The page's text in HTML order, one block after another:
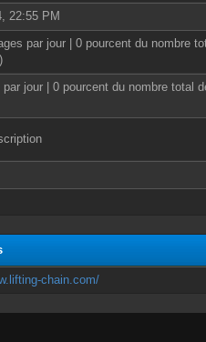
22:55 PM
par jour | 0 pourcent du nombre
jour | 0 pourcent du nombre total
chain.com/